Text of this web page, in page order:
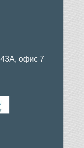
офис 7